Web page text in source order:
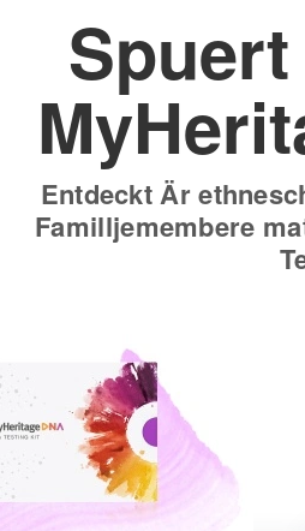
Entdeckt Är
Familljemembere